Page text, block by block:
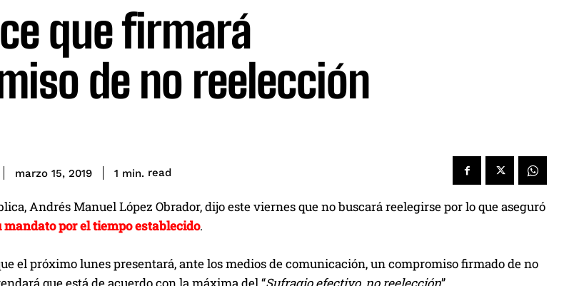
que firmará
de no reelección
marzo 15, 2019 1 min. read
Andrés Manuel López Obrador, dijo este viernes que no buscará reelegirse por lo que aseguró
por el tiempo establecido.
el próximo lunes presentará, ante los medios de comunicación, un compromiso firmado de no